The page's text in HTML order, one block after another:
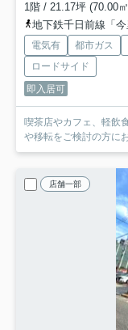
1階 / 21.17坪 (70.00
地下鉄千日前線「
電気有 都市ガス
ロードサイド
即入居可
喫茶店やカフェ、軽飲食店におすすめ！
や移転をご検討の方に
店舗一部